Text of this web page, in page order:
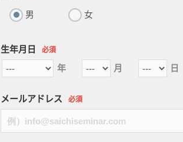
男 女
生年月日 必須
年 月 日
メールアドレス 必須